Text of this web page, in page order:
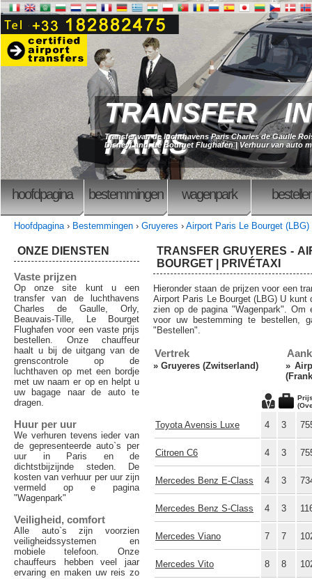
TRANSFER IN
PARIS
Transfer van de luchthavens Paris Charles de Gaulle
DisneyLand, Le Bourget Flughafen | Verhuur van auto
hoofdpagina bestemmingen wagenpark
Hoofdpagina› Bestemmingen › Gruyeres › Airport Paris Le Bourget (LBG)
TRANSFER GRUYERES -
BOURGET | PRIVÉTAXI
Hieronder staan de prijzen voor een
Airport Paris Le Bourget (LBG) U kunt
zien op de pagina "Wagenpark". Om
voor uw bestemming te bestellen,
"Bestellen".
Vertrek
» Gruyeres (Zwitserland) »
Toyota Avensis Luxe 4 3
Citroen C6 4 3
Mercedes Benz E-Class 4 3
Mercedes Benz S-Class 4 3
Mercedes Viano 7 7
Mercedes Vito 8 8
ONZE DIENSTEN
Vaste prijzen
Op onze site kunt u een
transfer van de luchthavens
Charles de Gaulle, Orly,
Beauvais-Tille, Le Bourget
Flughafen voor een vaste prijs
bestellen. Onze chauffeur
haalt u bij de uitgang van de
grenscontrole op de
luchthaven op met een bordje
met uw naam er op en helpt u
uw bagage naar de auto te
dragen.
Huur per uur
We verhuren tevens ieder van
de gepresenteerde auto`s per
uur in Paris en de
dichtstbijzijnde steden. De
kosten van verhuur per uur zijn
vermeld op e pagina
"Wagenpark"
Veiligheid, comfort
Alle auto`s zijn voorzien
veiligheidssystemen en
mobiele telefoon. Onze
chauffeurs hebben veel jaar
ervaring en maken uw reis zo